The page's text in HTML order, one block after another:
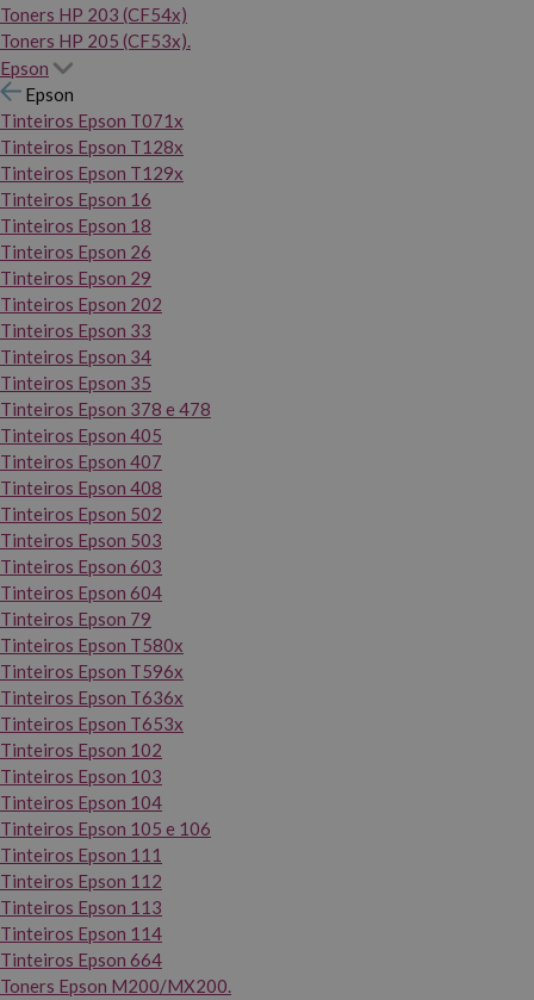
Toners HP 203 (CF54x)
Toners HP 205 (CF53x).
Epson
Epson
Tinteiros Epson T071x
Tinteiros Epson T128x
Tinteiros Epson T129x
Tinteiros Epson 16
Tinteiros Epson 18
Tinteiros Epson 26
Tinteiros Epson 29
Tinteiros Epson 202
Tinteiros Epson 33
Tinteiros Epson 34
Tinteiros Epson 35
Tinteiros Epson 378 e 478
Tinteiros Epson 405
Tinteiros Epson 407
Tinteiros Epson 408
Tinteiros Epson 502
Tinteiros Epson 503
Tinteiros Epson 603
Tinteiros Epson 604
Tinteiros Epson 79
Tinteiros Epson T580x
Tinteiros Epson T596x
Tinteiros Epson T636x
Tinteiros Epson T653x
Tinteiros Epson 102
Tinteiros Epson 103
Tinteiros Epson 104
Tinteiros Epson 105 e 106
Tinteiros Epson 111
Tinteiros Epson 112
Tinteiros Epson 113
Tinteiros Epson 114
Tinteiros Epson 664
Toners Epson M200/MX200.